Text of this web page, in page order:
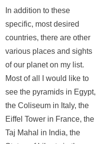
In addition to these
specific, most desired
countries, there are other
various places and sights
of our planet on my list.
Most of all I would like to
see the pyramids in Egypt,
the Coliseum in Italy, the
Eiffel Tower in France, the
Taj Mahal in India, the